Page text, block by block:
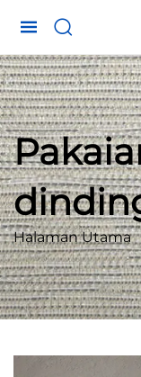
Halaman Utama